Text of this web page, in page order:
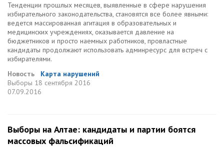
Тенденции прошлых месяцев, выявленные в сфере нарушения
избирательного законодательства, становятся все более явными:
ведется массированная агитация в образовательных и
медицинских учреждениях, оказывается давление на
бюджетников и просто наемных работников, провластные
кандидаты продолжают использовать админресурс для встреч с
избирателями.
Новость
Карта нарушений
Выборы 18 сентября 2016
07.09.2016
Выборы на Алтае: кандидаты и партии боятся
массовых фальсификаций